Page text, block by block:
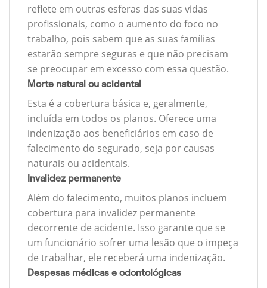
reflete em outras esferas das suas vidas
profissionais, como o aumento do foco no
trabalho, pois sabem que as suas famílias
estarão sempre seguras e que não precisam
se preocupar em excesso com essa questão.
Morte natural ou acidental
Esta é a cobertura básica e, geralmente,
incluída em todos os planos. Oferece uma
indenização aos beneficiários em caso de
falecimento do segurado, seja por causas
naturais ou acidentais.
Invalidez permanente
Além do falecimento, muitos planos incluem
cobertura para invalidez permanente
decorrente de acidente. Isso garante que se
um funcionário sofrer uma lesão que o impeça
de trabalhar, ele receberá uma indenização.
Despesas médicas e odontológicas